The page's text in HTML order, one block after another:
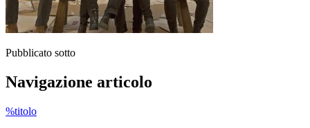
Pubblicato sotto
Navigazione articolo
%titolo